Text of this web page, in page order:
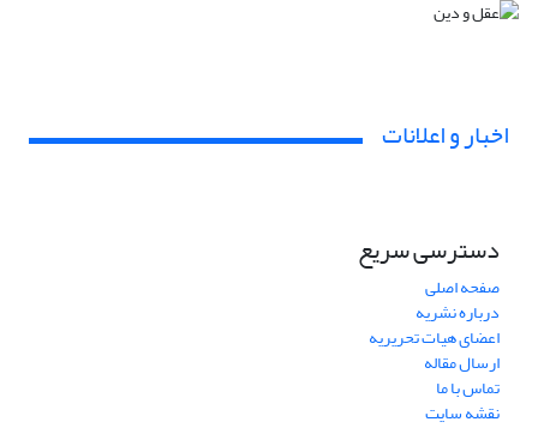
اخبار و اعلانات
دسترسی سریع
صفحه اصلی
درباره نشریه
اعضای هیات تحریریه
ارسال مقاله
تماس با ما
نقشه سایت